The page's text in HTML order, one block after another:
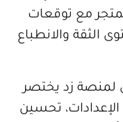
يختصر
تحسين